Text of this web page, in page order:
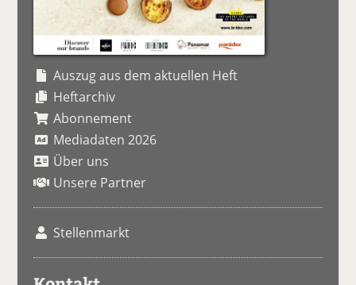
Auszug aus dem aktuellen Heft
Heftarchiv
Abonnement
Mediadaten 2026
Über uns
Unsere Partner
Stellenmarkt